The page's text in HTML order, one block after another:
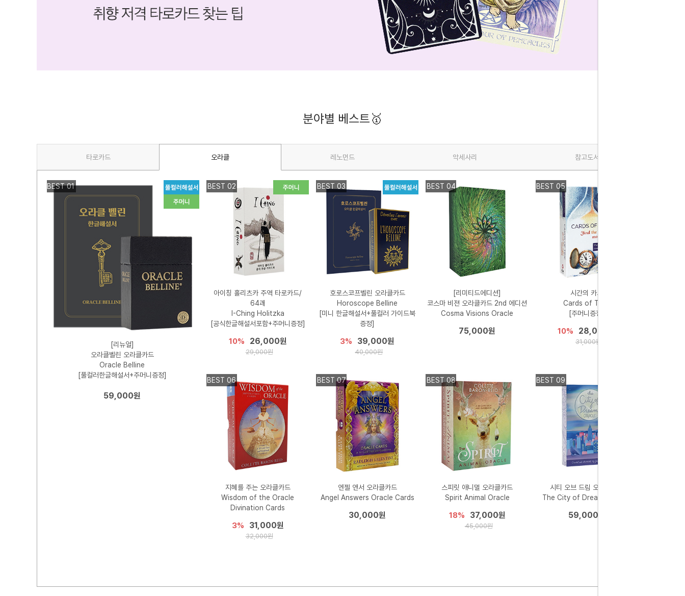
분야별 베스트🥇
타로카드 오라클 레노먼드 악세사리 참고도서
BEST 01
[리뉴얼]
오라클벨린 오라클카드
Oracle Belline
[풀컬러한글해설서+주머니증정]
59,000원
BEST 02
아이칭 홀리츠카 주역 타로카드/
64괘
I-Ching Holitzka
[공식한글해설서포함+주머니증정]
10% 26,000원
29,000원
BEST 03
호로스코프벨린 오라클카드
Horoscope Belline
[미니 한글해설서+풀컬러 가이드북
증정]
3% 39,000원
40,000원
BEST 04
[리미티드에디션]
코스마 비젼 오라클카드 2nd 에디션
Cosma Visions Oracle
75,000원
BEST 05
시간의 카드
Cards of Time
[주머니증정]
10% 28,000원
31,000원
BEST 06
지혜를 주는 오라클카드
Wisdom of the Oracle
Divination Cards
3% 31,000원
32,000원
BEST 07
엔젤 앤서 오라클카드
Angel Answers Oracle Cards
30,000원
BEST 08
스피릿 애니멀 오라클카드
Spirit Animal Oracle
18% 37,000원
45,000원
BEST 09
시티 오브 드림 오라클카드
The City of Dreams Oracle
59,000원